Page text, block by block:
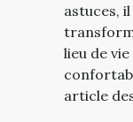
astuces,
lieu de
article